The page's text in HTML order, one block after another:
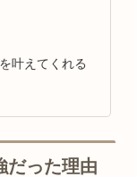
叶えてくれる
だった理由